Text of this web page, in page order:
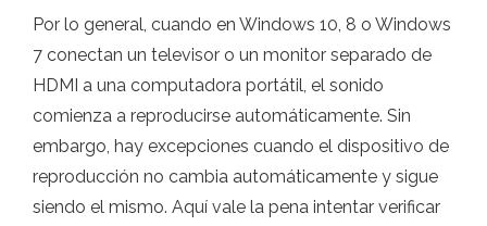
Por lo general, cuando en Windows 10, 8 o Windows
7 conectan un televisor o un monitor separado de
HDMI a una computadora portátil, el sonido
comienza a reproducirse automáticamente. Sin
embargo, hay excepciones cuando el dispositivo de
reproducción no cambia automáticamente y sigue
siendo el mismo. Aquí vale la pena intentar verificar